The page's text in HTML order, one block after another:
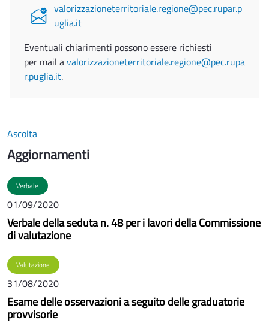
valorizzazioneterritoriale.regione@pec.rupar.p
uglia.it
Eventuali chiarimenti possono essere richiesti
per mail avalorizzazioneterritoriale.regione@pec.rupa
r.puglia.it.
Ascolta
Aggiornamenti
Verbale
01/09/2020
Verbale della seduta n. 48 per i lavori della Commissione
di valutazione
Valutazione
31/08/2020
Esame delle osservazioni a seguito delle graduatorie
provvisorie